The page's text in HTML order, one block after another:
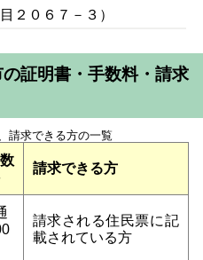
２０６７－３）
証明書・手数料・請求
請求できる方の一覧
請求できる方
請求される住民票に記
載されている方